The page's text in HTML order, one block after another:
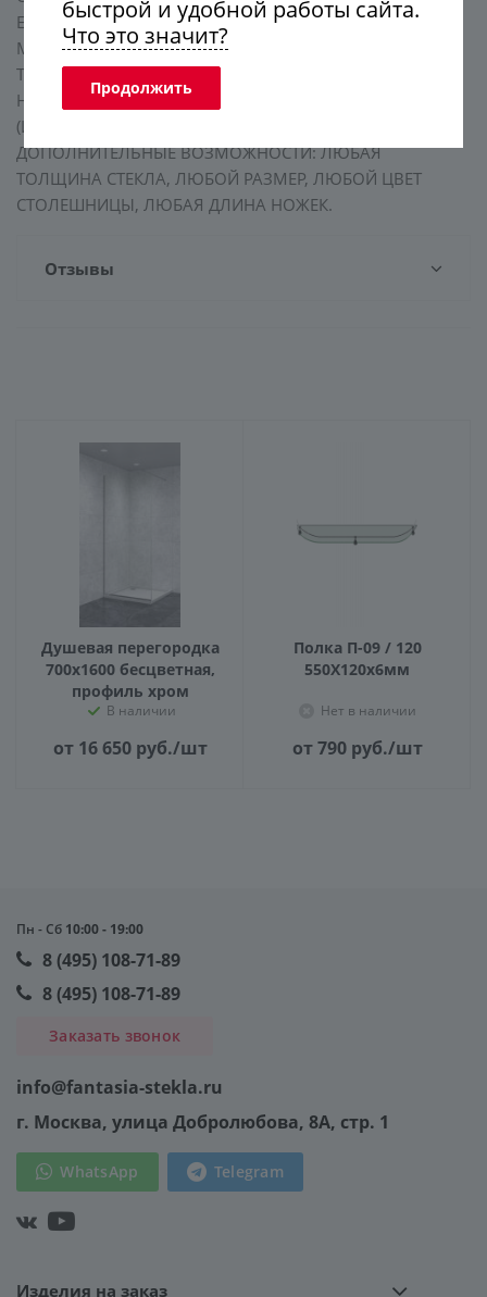
ЕВРОКРОМКА
МАТЕРИАЛ: СТЕКЛО СЕРОЕ, ЗАКАЛЕННОЕ -
ТРАВМОБЕЗОПАСНОЕ
НОЖКИ: ХРОМИРОВАННАЯ ТРУБА ДИАМ.50 ММ
(ИТАЛИЯ)
ДОПОЛНИТЕЛЬНЫЕ ВОЗМОЖНОСТИ: ЛЮБАЯ
ТОЛЩИНА СТЕКЛА, ЛЮБОЙ РАЗМЕР, ЛЮБОЙ ЦВЕТ
СТОЛЕШНИЦЫ, ЛЮБАЯ ДЛИНА НОЖЕК.
Отзывы
Душевая перегородка
700х1600 бесцветная,
профиль хром
В наличии
от 16 650руб./шт
Полка П-09 / 120
550X120х6мм
Нет в наличии
от 790руб./шт
Пн - Сб 10:00 - 19:00
8 (495) 108-71-89
8 (495) 108-71-89
Заказать звонок
info@fantasia-stekla.ru
г. Москва, улица Добролюбова, 8А, стр. 1
WhatsApp Telegram
Изделия на заказ
быстрой и удобной работы сайта.
Что это значит?
Продолжить